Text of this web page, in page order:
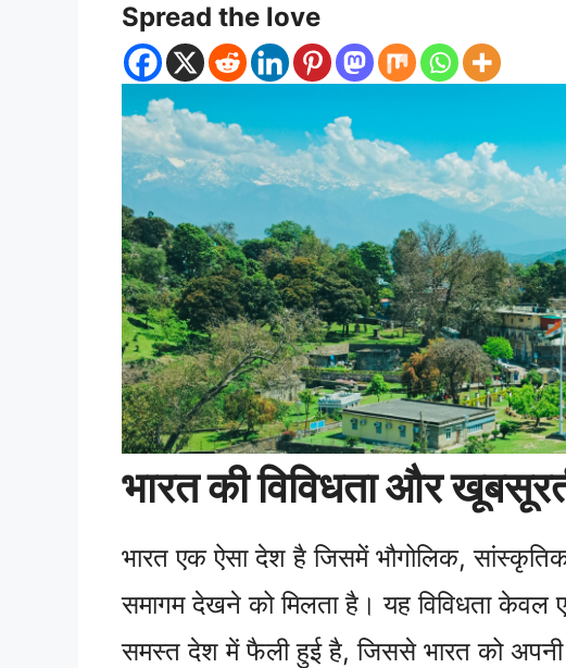
Spread the love
भारत की विविधता और
भारत एक ऐसा देश है जिसमें भौगोलिक,
समागम देखने को मिलता है। यह विविधता केवल
समस्त देश में फैली हुई है, जिससे भारत को